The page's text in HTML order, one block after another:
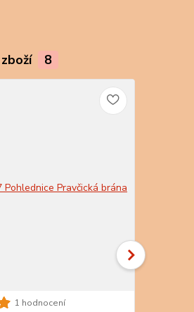
8
1 hodnocení